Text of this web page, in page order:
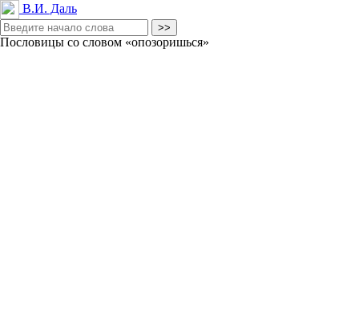
В.И. Даль
Пословицы со словом «опозоришься»